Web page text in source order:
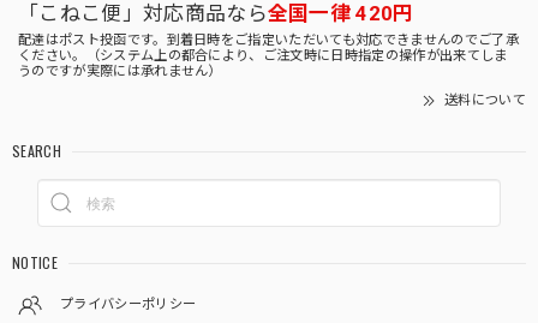
「こねこ便」対応商品なら全国一律 420円
配達はポスト投函です。到着日時をご指定いただいても対応できませんのでご了承
ください。（システム上の都合により、ご注文時に日時指定の操作が出来てしま
うのですが実際には承れません）
送料について
SEARCH
NOTICE
プライバシーポリシー